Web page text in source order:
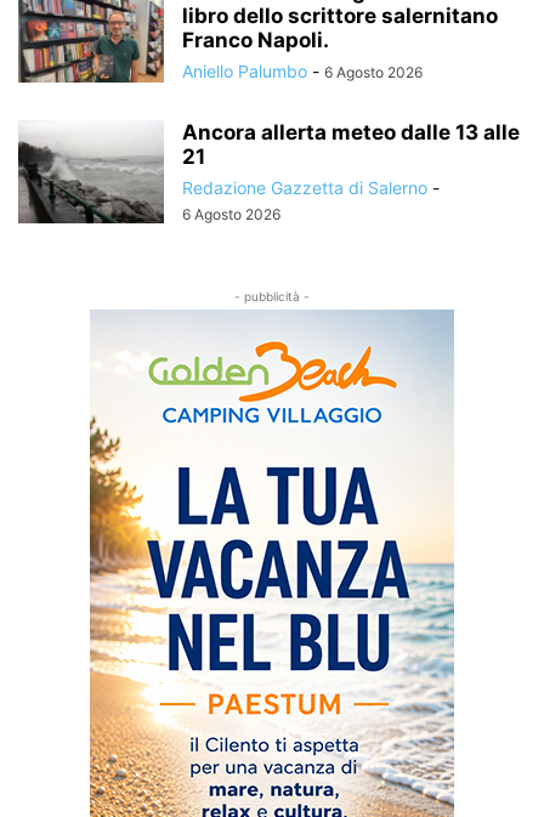
libro dello scrittore salernitano
Franco Napoli.
Aniello Palumbo - 6 Agosto 2026
Ancora allerta meteo dalle 13 alle
21
Redazione Gazzetta di Salerno -
6 Agosto 2026
- pubblicità -